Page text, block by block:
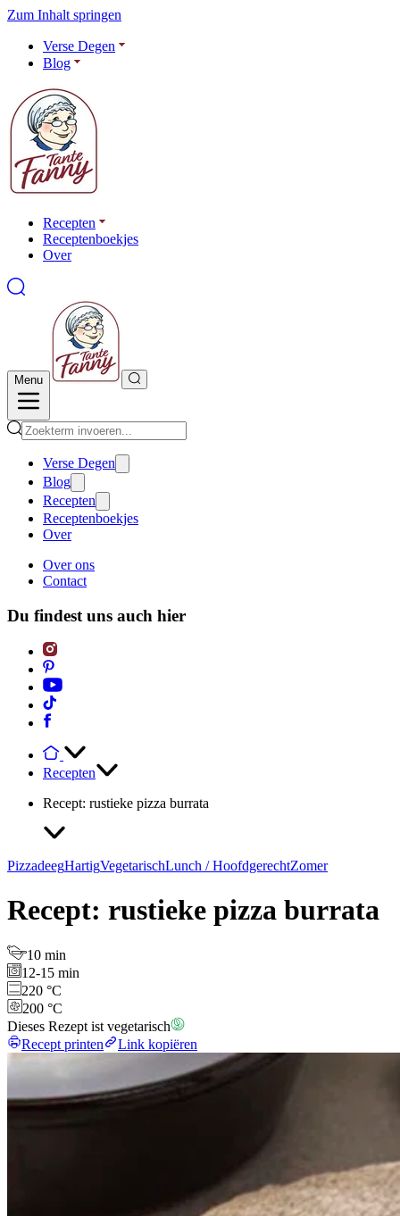
Zum Inhalt springen
Verse Degen
Blog
Recepten
Receptenboekjes
Over
Menu
Verse Degen
Blog
Recepten
Receptenboekjes
Over
Over ons
Contact
Du findest uns auch hier
Recepten
Recept: rustieke pizza burrata
PizzadeegHartigVegetarischLunch / HoofdgerechtZomer
Recept: rustieke pizza burrata
10 min
12-15 min
220 °C
200 °C
Dieses Rezept ist vegetarisch
Recept printen
Link kopiëren